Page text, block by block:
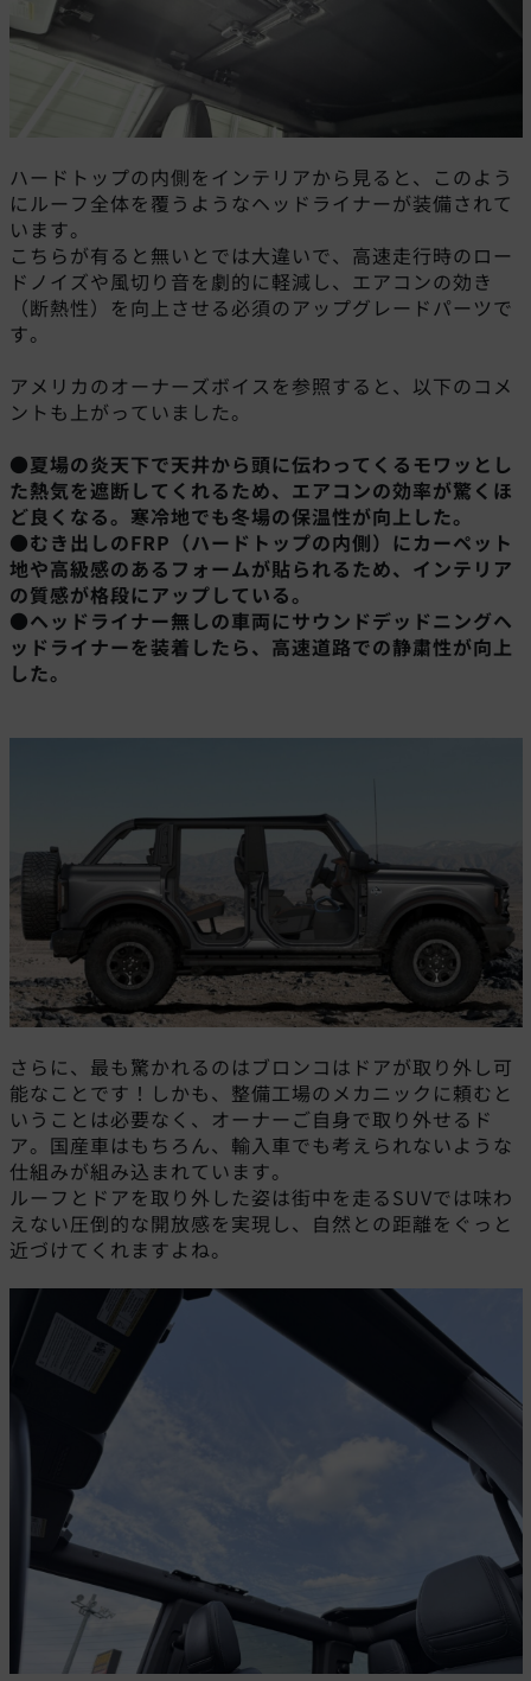
ハードトップの内側をインテリアから見ると、このよう
にルーフ全体を覆うようなヘッドライナーが装備されて
います。
こちらが有ると無いとでは大違いで、高速走行時のロー
ドノイズや風切り音を劇的に軽減し、エアコンの効き
（断熱性）を向上させる必須のアップグレードパーツで
す。
アメリカのオーナーズボイスを参照すると、以下のコメ
ントも上がっていました。
●夏場の炎天下で天井から頭に伝わってくるモワッとし
た熱気を遮断してくれるため、エアコンの効率が驚くほ
ど良くなる。寒冷地でも冬場の保温性が向上した。
●むき出しのFRP（ハードトップの内側）にカーペット
地や高級感のあるフォームが貼られるため、インテリア
の質感が格段にアップしている。
●ヘッドライナー無しの車両にサウンドデッドニングヘ
ッドライナーを装着したら、高速道路での静粛性が向上
した。
さらに、最も驚かれるのはブロンコはドアが取り外し可
能なことです！しかも、整備工場のメカニックに頼むと
いうことは必要なく、オーナーご自身で取り外せるド
ア。国産車はもちろん、輸入車でも考えられないような
仕組みが組み込まれています。
ルーフとドアを取り外した姿は街中を走るSUVでは味わ
えない圧倒的な開放感を実現し、自然との距離をぐっと
近づけてくれますよね。